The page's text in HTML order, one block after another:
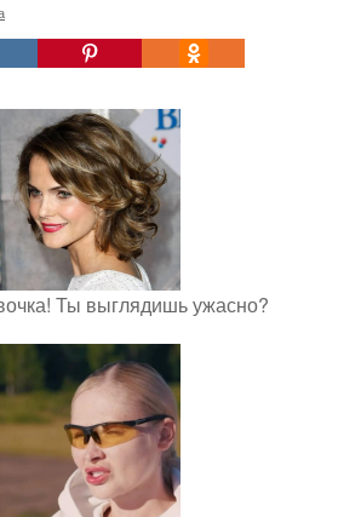
Ты выглядишь ужасно?